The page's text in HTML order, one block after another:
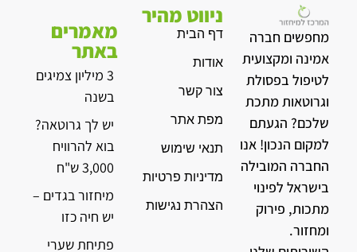
מחפשים חברה
אמינה ומקצועית
לטיפול בפסולת
וגרוטאות מתכת
שלכם? הגעתם
למקום הנכון! אנו
החברה המובילה
בישראל לפינוי
מתכות, פירוק
ומחזור.
ניווט מהיר
דף הבית
אודות
צור קשר
מפת אתר
תנאי שימוש
מדיניות פרטיות
הצהרת נגישות
מאמרים
באתר
3 מיליון צמיגים
בשנה
יש לך גרוטאה?
בוא להרוויח
3,000 ש"ח
מיחזור בגדים –
יש חיה כזו
פתיחת שערי